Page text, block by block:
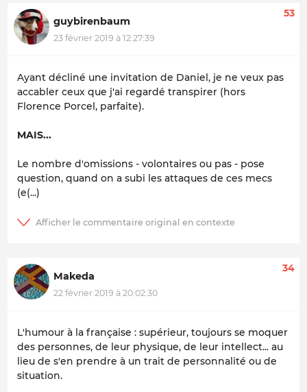
guybirenbaum
23 février 2019 à 12:27:39
53
Ayant décliné une invitation de Daniel, je ne veux pas
accabler ceux que j'ai regardé transpirer (hors
Florence Porcel, parfaite).
MAIS...
Le nombre d'omissions - volontaires ou pas - pose
question, quand on a subi les attaques de ces mecs
(e(...)
Makeda
22 février 2019 à 20:02:30
34
L'humour à la française : supérieur, toujours se moquer
des personnes, de leur physique, de leur intellect... au
lieu de s'en prendre à un trait de personnalité ou de
situation.